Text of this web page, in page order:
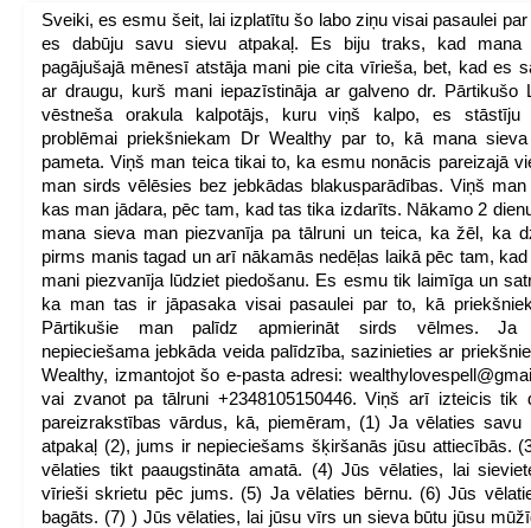
Sveiki, es esmu šeit, lai izplatītu šo labo ziņu visai pasaulei
es dabūju savu sievu atpakaļ. Es biju traks, kad mana
pagājušajā mēnesī atstāja mani pie cita vīrieša, bet, kad es
ar draugu, kurš mani iepazīstināja ar galveno dr. Pārtikušo
vēstneša orakula kalpotājs, kuru viņš kalpo, es stāstīju
problēmai priekšniekam Dr Wealthy par to, kā mana
pameta. Viņš man teica tikai to, ka esmu nonācis pareizajā
man sirds vēlēsies bez jebkādas blakusparādības. Viņš man
kas man jādara, pēc tam, kad tas tika izdarīts. Nākamo 2
mana sieva man piezvanīja pa tālruni un teica, ka žēl, ka
pirms manis tagad un arī nākamās nedēļas laikā pēc tam,
mani piezvanīja lūdziet piedošanu. Es esmu tik laimīga un
ka man tas ir jāpasaka visai pasaulei par to, kā
Pārtikušie man palīdz apmierināt sirds vēlmes. Ja
nepieciešama jebkāda veida palīdzība, sazinieties ar
Wealthy, izmantojot šo e-pasta adresi:
vai zvanot pa tālruni +2348105150446. Viņš arī izteicis tik
pareizrakstības vārdus, kā, piemēram, (1) Ja vēlaties savu
atpakaļ (2), jums ir nepieciešams šķiršanās jūsu attiecībās.
vēlaties tikt paaugstināta amatā. (4) Jūs vēlaties, lai
vīrieši skrietu pēc jums. (5) Ja vēlaties bērnu. (6) Jūs
bagāts. (7) ) Jūs vēlaties, lai jūsu vīrs un sieva būtu jūsu